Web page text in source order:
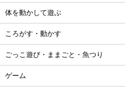
体を動かして遊ぶ
ころがす・動かす
ごっこ遊び・ままごと・魚つり
ゲーム